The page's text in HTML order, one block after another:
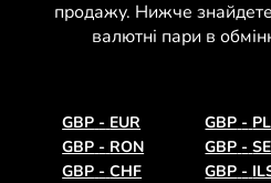
продажу. Нижче
валютні пари в
GBP - EUR GBP -
GBP - RON GBP -
GBP - CHF GBP -